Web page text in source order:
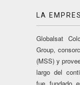
LA
Globalsat
Group,
(MSS) y
largo del